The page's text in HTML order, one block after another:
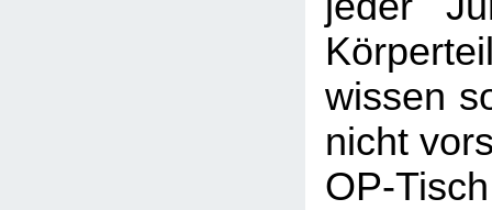
wissen
nicht
OP-